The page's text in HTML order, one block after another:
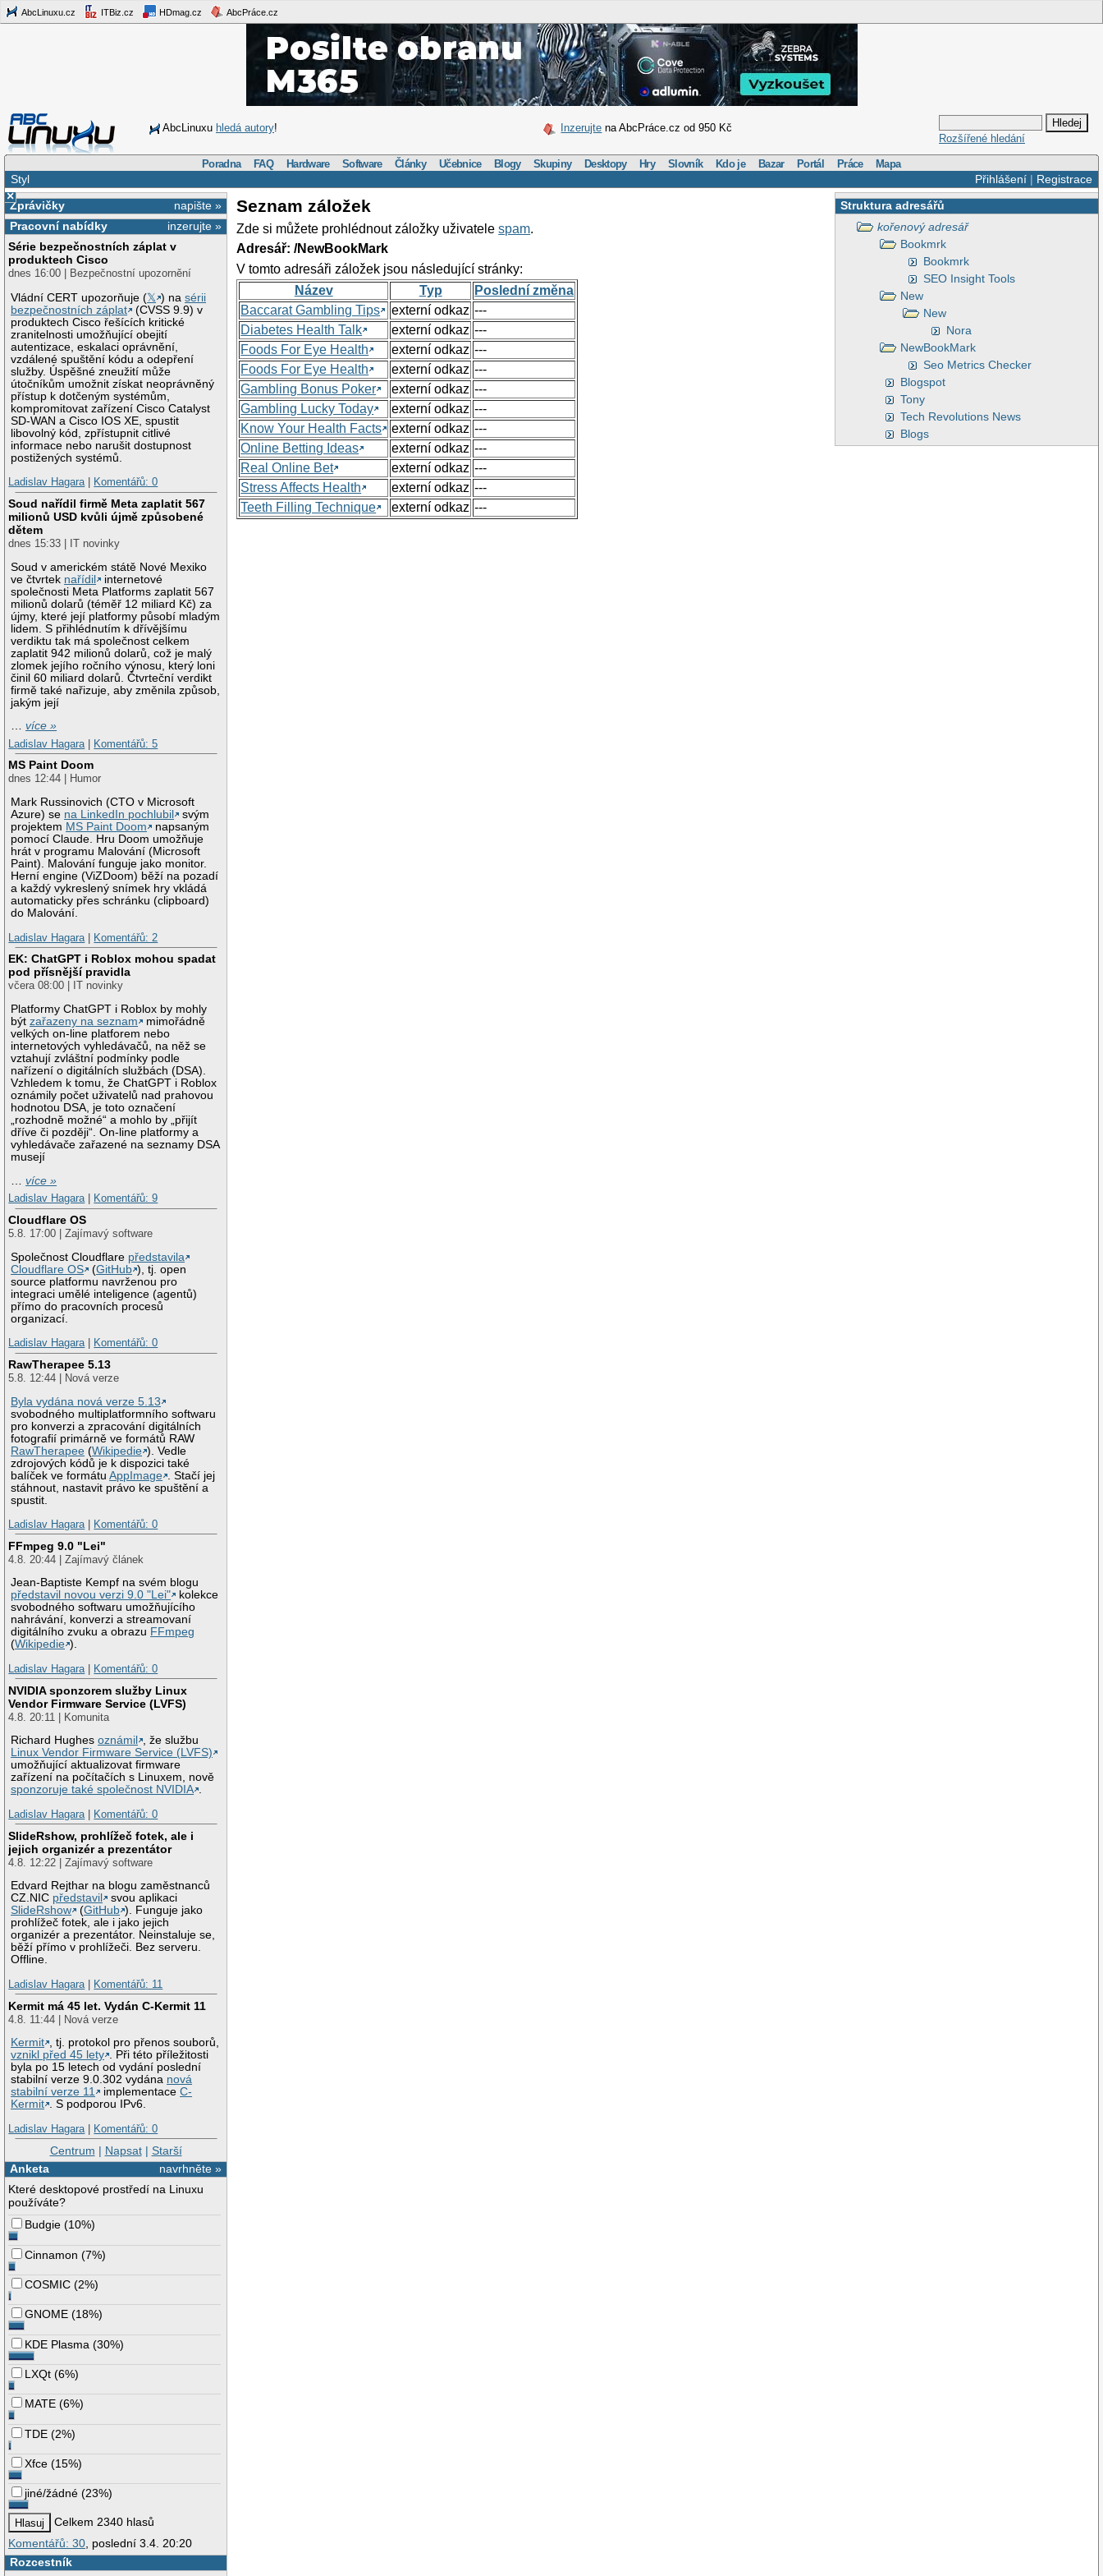
AbcLinuxu.cz ITBiz.cz HDmag.cz AbcPráce.cz
AbcLinuxu hledá autory! Inzerujte na AbcPráce.cz od 950 Kč
Rozšířené hledání
Poradna FAQ Hardware Software Články Učebnice Blogy Skupiny Desktopy Hry Slovník Kdo je Bazar Portál Práce Mapa
Přihlášení| Registrace
Styl
×
napište »
Zprávičky
inzerujte »
Pracovní nabídky
Série bezpečnostních záplat v
produktech Cisco
dnes 16:00 | Bezpečnostní upozornění
Vládní CERT upozorňuje (𝕏 ) nasérii
bezpečnostních záplat
(CVSS 9.9) v
produktech Cisco řešících kritické
zranitelnosti umožňující obejití
autentizace, eskalaci oprávnění,
vzdálené spuštění kódu a odepření
služby. Úspěšné zneužití může
útočníkům umožnit získat neoprávněný
přístup k dotčeným systémům,
kompromitovat zařízení Cisco Catalyst
SD-WAN a Cisco IOS XE, spustit
libovolný kód, zpřístupnit citlivé
informace nebo narušit dostupnost
postižených systémů.
Ladislav Hagara| Komentářů: 0
Soud nařídil firmě Meta zaplatit 567
milionů USD kvůli újmě způsobené
dětem
dnes 15:33 | IT novinky
Soud v americkém státě Nové Mexiko
ve čtvrtek nařídil
internetové
společnosti Meta Platforms zaplatit 567
milionů dolarů (téměř 12 miliard Kč) za
újmy, které její platformy působí mladým
lidem. S přihlédnutím k dřívějšímu
verdiktu tak má společnost celkem
zaplatit 942 milionů dolarů, což je malý
zlomek jejího ročního výnosu, který loni
činil 60 miliard dolarů. Čtvrteční verdikt
firmě také nařizuje, aby změnila způsob,
jakým její
…více »
Ladislav Hagara
Komentářů: 5
MS Paint Doom
dnes 12:44 | Humor
Mark Russinovich (CTO v Microsoft
Azure) se na LinkedIn pochlubil
svým
projektem MS Paint Doom
napsaným
pomocí Claude. Hru Doom umožňuje
hrát v programu Malování (Microsoft
Paint). Malování funguje jako monitor.
Herní engine (ViZDoom) běží na pozadí
a každý vykreslený snímek hry vkládá
automaticky přes schránku (clipboard)
do Malování.
Ladislav Hagara
Komentářů: 2
EK: ChatGPT i Roblox mohou spadat
pod přísnější pravidla
včera 08:00 | IT novinky
Platformy ChatGPT i Roblox by mohly
býtzařazeny na seznam
mimořádně
velkých on-line platforem nebo
internetových vyhledávačů, na něž se
vztahují zvláštní podmínky podle
nařízení o digitálních službách (DSA).
Vzhledem k tomu, že ChatGPT i Roblox
oznámily počet uživatelů nad prahovou
hodnotou DSA, je toto označení
„rozhodně možné“ a mohlo by „přijít
dříve či později“. On-line platformy a
vyhledávače zařazené na seznamy DSA
musejí
…více »
Ladislav Hagara| Komentářů: 9
Cloudflare OS
5.8. 17:00 | Zajímavý software
Společnost Cloudflare představila
Cloudflare OS
(GitHub ), tj. open
source platformu navrženou pro
integraci umělé inteligence (agentů)
přímo do pracovních procesů
organizací.
Ladislav Hagara| Komentářů: 0
RawTherapee 5.13
5.8. 12:44 | Nová verze
Byla vydána nová verze 5.13
svobodného multiplatformního softwaru
pro konverzi a zpracování digitálních
fotografií primárně ve formátů RAW
RawTherapee (Wikipedie ). Vedle
zdrojových kódů je k dispozici také
balíček ve formátuAppImage
. Stačí jej
stáhnout, nastavit právo ke spuštění a
spustit.
Ladislav Hagara| Komentářů: 0
FFmpeg 9.0 "Lei"
4.8. 20:44 | Zajímavý článek
Jean-Baptiste Kempf na svém blogu
představil novou verzi 9.0 "Lei"
kolekce
svobodného softwaru umožňujícího
nahrávání, konverzi a streamovaní
digitálního zvuku a obrazu FFmpeg
(Wikipedie ).
Ladislav Hagara| Komentářů: 0
NVIDIA sponzorem služby Linux
Vendor Firmware Service (LVFS)
4.8. 20:11 | Komunita
Richard Hughesoznámil
, že službu
Linux Vendor Firmware Service (LVFS)
umožňující aktualizovat firmware
zařízení na počítačích s Linuxem, nově
sponzoruje také společnost NVIDIA .
Ladislav Hagara| Komentářů: 0
SlideRshow, prohlížeč fotek, ale i
jejich organizér a prezentátor
4.8. 12:22 | Zajímavý software
Edvard Rejthar na blogu zaměstnanců
CZ.NIC představil
svou aplikaci
SlideRshow
(GitHub ). Funguje jako
prohlížeč fotek, ale i jako jejich
organizér a prezentátor. Neinstaluje se,
běží přímo v prohlížeči. Bez serveru.
Offline.
Ladislav Hagara| Komentářů: 11
Kermit má 45 let. Vydán C-Kermit 11
4.8. 11:44 | Nová verze
Kermit , tj. protokol pro přenos souborů,
vznikl před 45 lety . Při této příležitosti
byla po 15 letech od vydání poslední
stabilní verze 9.0.302 vydána nová
stabilní verze 11
implementaceC-
Kermit . S podporou IPv6.
Ladislav Hagara| Komentářů: 0
Centrum | Napsat| Starší
navrhněte »
Anketa
Které desktopové prostředí na Linuxu
používáte?
Budgie (10%)
Cinnamon (7%)
COSMIC (2%)
GNOME (18%)
KDE Plasma (30%)
LXQt (6%)
MATE (6%)
TDE (2%)
Xfce (15%)
jiné/žádné (23%)
Celkem 2340 hlasů
Komentářů: 30 , poslední 3.4. 20:20
Rozcestník
Struktura adresářů
kořenový adresář
Bookmrk
Bookmrk
SEO Insight Tools
New
New
Nora
NewBookMark
Seo Metrics Checker
Blogspot
Tony
Tech Revolutions News
Blogs
Seznam záložek
Zde si můžete prohlédnout záložky uživatelespam.
Adresář: /NewBookMark
V tomto adresáři záložek jsou následující stránky:
Název
Typ
Poslední změna
Baccarat Gambling Tips
externí odkaz ---
Diabetes Health Talk
externí odkaz ---
Foods For Eye Health
externí odkaz ---
Foods For Eye Health
externí odkaz ---
Gambling Bonus Poker
externí odkaz ---
Gambling Lucky Today
externí odkaz ---
Know Your Health Facts
externí odkaz ---
Online Betting Ideas
externí odkaz ---
Real Online Bet
externí odkaz ---
Stress Affects Health
externí odkaz ---
Teeth Filling Technique
externí odkaz ---